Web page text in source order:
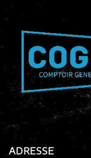
ADRESSE